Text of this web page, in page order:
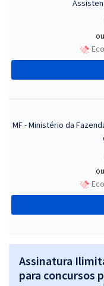
MF - Ministério da
Assinatura
para concursos